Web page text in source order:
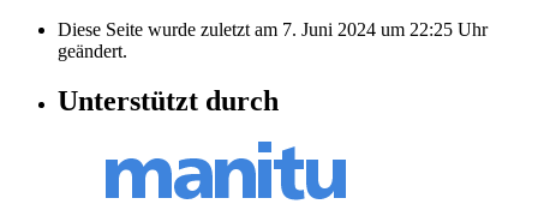
Diese Seite wurde zuletzt am 7. Juni 2024 um 22:25 Uhr
geändert.
Unterstützt durch